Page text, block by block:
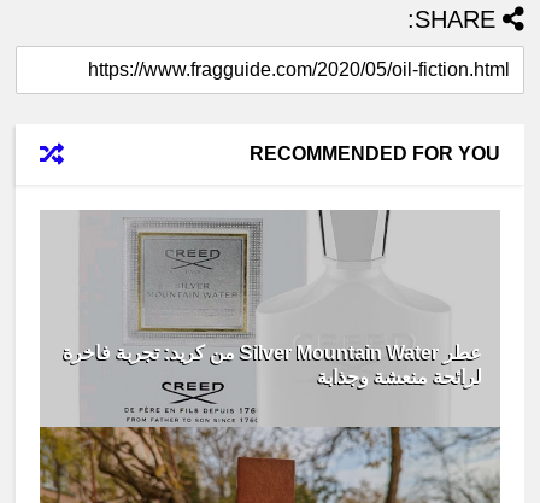
SHARE:
RECOMMENDED FOR YOU
عطر Silver Mountain Water من كريد: تجربة فاخرة
لرائحة منعشة وجذابة